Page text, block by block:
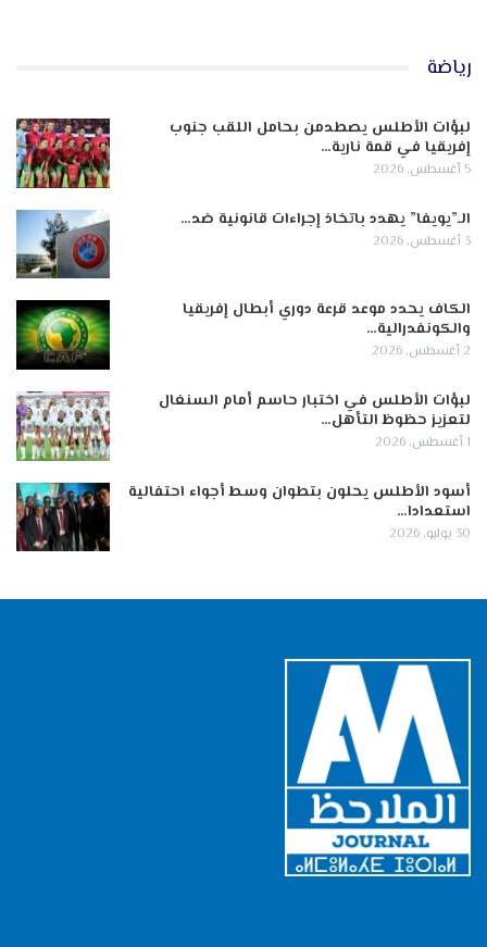
رياضة
لبؤات الأطلس يصطدمن بحامل اللقب جنوب
إفريقيا في قمة نارية…
5 أغسطس, 2026
الـ”يويفا” يهدد باتخاذ إجراءات قانونية ضد…
3 أغسطس, 2026
الكاف يحدد موعد قرعة دوري أبطال إفريقيا
والكونفدرالية…
2 أغسطس, 2026
لبؤات الأطلس في اختبار حاسم أمام السنغال
لتعزيز حظوظ التأهل…
1 أغسطس, 2026
أسود الأطلس يحلون بتطوان وسط أجواء احتفالية
استعدادا…
30 يوليو, 2026